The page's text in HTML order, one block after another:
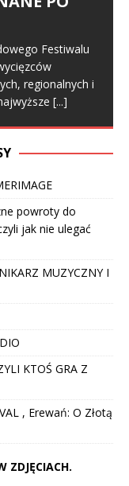
Festiwalu
regionalnych i
[...]
powroty do
jak nie ulegać
MUZYCZNY I
KTOŚ GRA Z
, Erewań: O Złotą
ZDJĘCIACH.